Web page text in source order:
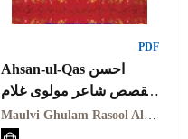
PDF
Ahsan-ul-Qas احسن
القصص شاعر مولوی غلام
رسول عالمپوری
Maulvi Ghulam Rasool Alampuri